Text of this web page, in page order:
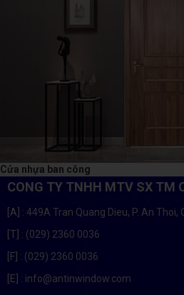
Cửa nhựa ban công
CONG TY TNHH MTV SX TM
[A] : 449A Tran Quang Dieu, P. An Thoi,
[T] : (029) 2360 0036
[F] : (029) 2360 0036
[E] : info@antinwindow.com